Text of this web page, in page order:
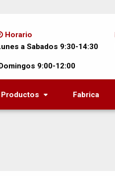
Horario
a Sabados 9:30-14:30
9:00-12:00
Productos Fabrica